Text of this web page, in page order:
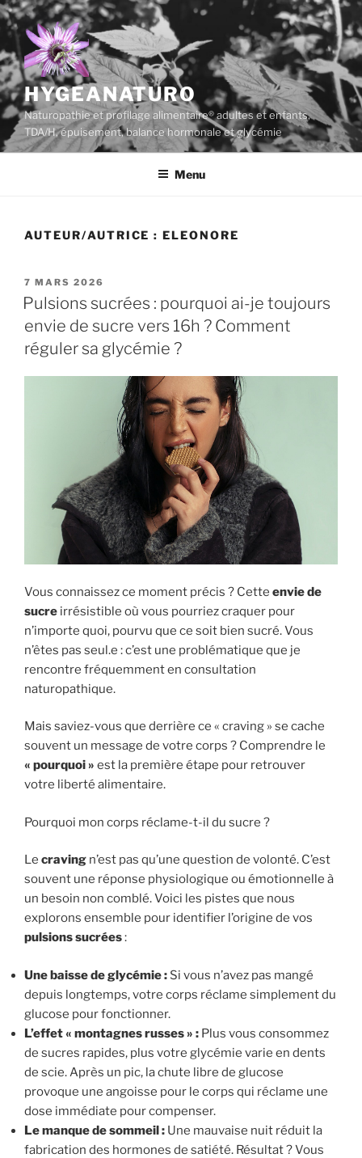
Aller
au
contenu
principal
HYGEANATURO
Naturopathie et profilage alimentaire® adultes et enfants,
TDA/H, épuisement, balance hormonale et glycémie
Menu
AUTEUR/AUTRICE :ELEONORE
PUBLIÉ
LE
7 MARS 2026
Pulsions sucrées : pourquoi ai-je toujours
envie de sucre vers 16h ? Comment
réguler sa glycémie ?
Vous connaissez ce moment précis ? Cette envie de
sucre irrésistible où vous pourriez craquer pour
n’importe quoi, pourvu que ce soit bien sucré. Vous
n’êtes pas seul.e : c’est une problématique que je
rencontre fréquemment en consultation
naturopathique.
Mais saviez-vous que derrière ce « craving » se cache
souvent un message de votre corps ? Comprendre le
« pourquoi » est la première étape pour retrouver
votre liberté alimentaire.
Pourquoi mon corps réclame-t-il du sucre ?
Le craving n’est pas qu’une question de volonté. C’est
souvent une réponse physiologique ou émotionnelle à
un besoin non comblé. Voici les pistes que nous
explorons ensemble pour identifier l’origine de vos
pulsions sucrées:
Une baisse de glycémie : Si vous n’avez pas mangé
depuis longtemps, votre corps réclame simplement du
glucose pour fonctionner.
L’effet « montagnes russes » : Plus vous consommez
de sucres rapides, plus votre glycémie varie en dents
de scie. Après un pic, la chute libre de glucose
provoque une angoisse pour le corps qui réclame une
dose immédiate pour compenser.
Le manque de sommeil : Une mauvaise nuit réduit la
fabrication des hormones de satiété. Résultat ? Vous